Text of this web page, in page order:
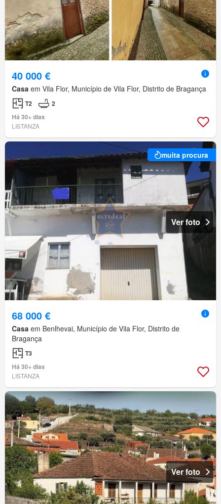
40 000 €
Casa em Vila Flor, Município de Vila Flor, Distrito de Bragança
T2
2
Há 30+ dias
LISTANZA
muita procura
Ver foto
68 000 €
Casa em Benlhevai, Município de Vila Flor, Distrito de
Bragança
T3
Há 30+ dias
LISTANZA
Ver foto